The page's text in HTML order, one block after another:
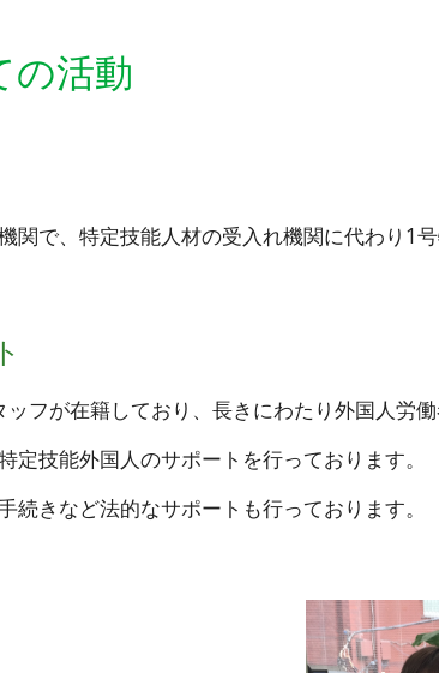
の活動
関で、特定技能人材の受入れ機関に代わり1
フが在籍しており、長きにわたり外国人労
技能外国人のサポートを行っております。
きなど法的なサポートも行っております。